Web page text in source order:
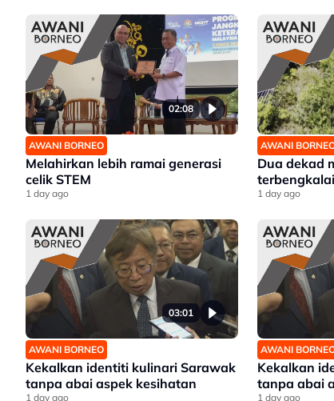
02:08
AWANI BORNEO
Melahirkan lebih ramai generasi
celik STEM
1 day ago
AWANI
Dua dekad
terbengkalai
1 day ago
03:01
AWANI BORNEO
Kekalkan identiti kulinari Sarawak
tanpa abai aspek kesihatan
1 day ago
AWANI
Kekalkan
tanpa abai
1 day ago